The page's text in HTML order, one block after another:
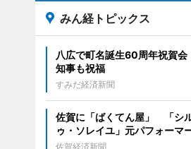
みん経トピックス
八広で町名誕生60周年祝賀
知事も祝福
すみだ経済新聞
佐賀に「ばくてん屋」 「シ
ゥ・ソレイユ」元パフォーマ
佐賀経済新聞